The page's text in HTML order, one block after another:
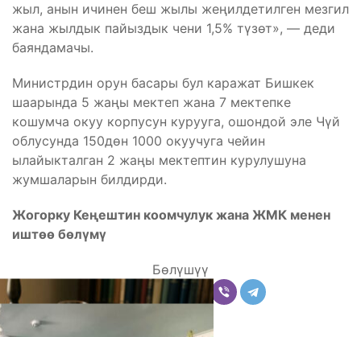
жыл, анын ичинен беш жылы жеңилдетилген мезгил
жана жылдык пайыздык чени 1,5% түзөт», — деди
баяндамачы.
Министрдин орун басары бул каражат Бишкек
шаарында 5 жаңы мектеп жана 7 мектепке
кошумча окуу корпусун курууга, ошондой эле Чүй
облусунда 150дөн 1000 окуучуга чейин
ылайыкталган 2 жаңы мектептин курулушуна
жумшаларын билдирди.
Жогорку Кеңештин коомчулук жана ЖМК менен
иштөө бөлүмү
Бөлүшүү
Комментарийлер